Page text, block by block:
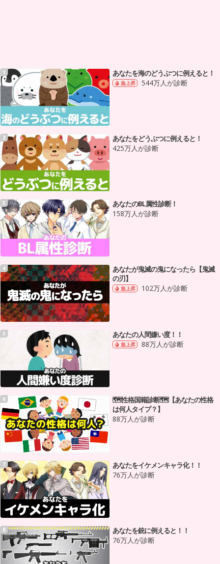
1 あなたを海のどうぶつに例えると！
急上昇 544万人が診断
2
あなたをどうぶつに例えると！
425万人が診断
3
あなたのBL属性診断！
158万人が診断
4
あなたが鬼滅の鬼になったら【鬼滅
の刃】
急上昇 102万人が診断
5 あなたの人間嫌い度！！
急上昇 88万人が診断
6
🗺性格国籍診断🗺【あなたの性格
は何人タイプ？】
88万人が診断
7
あなたをイケメンキャラ化！！
76万人が診断
8
あなたを銃に例えると！！
76万人が診断